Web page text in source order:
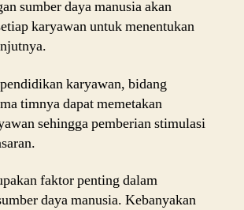
sumber daya manusia akan
karyawan untuk menentukan
karyawan, bidang
timnya dapat memetakan
sehingga pemberian stimulasi
faktor penting dalam
daya manusia. Kebanyakan